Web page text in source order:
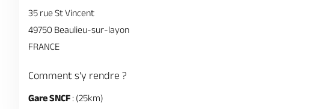
35 rue St Vincent
49750 Beaulieu-sur-layon
FRANCE
Comment s'y rendre ?
Gare SNCF : (25km)